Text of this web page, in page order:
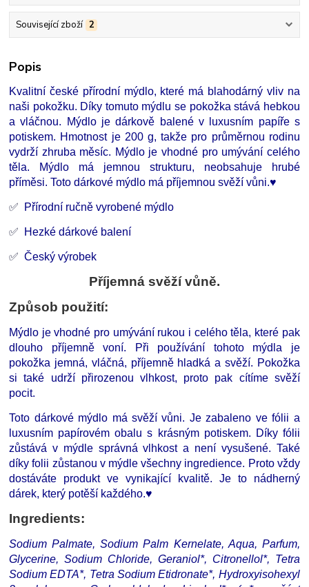
Související zboží 2
Popis
Kvalitní české přírodní mýdlo, které má blahodárný vliv na
naši pokožku. Díky tomuto mýdlu se pokožka stává hebkou
a vláčnou. Mýdlo je dárkově balené v luxusním papíře s
potiskem. Hmotnost je 200 g, takže pro průměrnou rodinu
vydrží zhruba měsíc. Mýdlo je vhodné pro umývání celého
těla. Mýdlo má jemnou strukturu, neobsahuje hrubé
příměsi. Toto dárkové mýdlo má příjemnou svěží vůni.♥
✅ Přírodní ručně vyrobené mýdlo
✅ Hezké dárkové balení
✅Český výrobek
Příjemná svěží vůně.
Způsob použití:
Mýdlo je vhodné pro umývání rukou i celého těla, které pak
dlouho příjemně voní. Při používání tohoto mýdla je
pokožka jemná, vláčná, příjemně hladká a svěží. Pokožka
si také udrží přirozenou vlhkost, proto pak cítíme svěží
pocit.
Toto dárkové mýdlo má svěží vůni. Je zabaleno ve fólii a
luxusním papírovém obalu s krásným potiskem. Díky fólii
zůstává v mýdle správná vlhkost a není vysušené. Také
díky folii zůstanou v mýdle všechny ingredience. Proto vždy
dostáváte produkt ve vynikající kvalitě. Je to nádherný
dárek, který potěší každého.♥
Ingredients:
Sodium Palmate, Sodium Palm Kernelate, Aqua, Parfum,
Glycerine, Sodium Chloride, Geraniol*, Citronellol*, Tetra
Sodium EDTA*, Tetra Sodium Etidronate*, Hydroxyisohexyl